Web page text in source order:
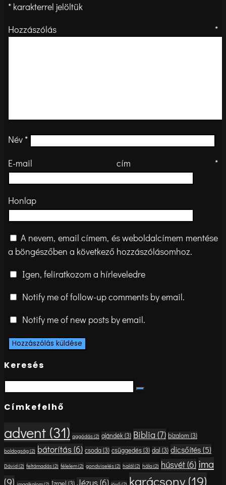
* karakterrel jelöltük
Hozzászólás *
Név *
E-mail cím *
Honlap
A nevem, email címem, és weboldalcímem mentése
a böngészőben a következő hozzászólásomhoz.
Igen, feliratkozom a hírleveledre
Notify me of follow-up comments by email.
Notify me of new posts by email.
Keresés
Címkefelhő
advent (31) aggódás(2) ajándék (3) Biblia (7) bizalom(3)
boldogság(2) bátorítás(6) csoda(3) csüggedés(3) dal (3) dicsőítés(5)
Dávid(2) feltámadás(2) félelem(2) gondviselés(2) halál(2) hála(2) húsvét(6) ima
(9)
karácsony(19)